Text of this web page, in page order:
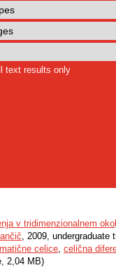
text results only
v tridimenzionalnem
, 2009, undergraduate
matične celice, celična
2,04 MB)